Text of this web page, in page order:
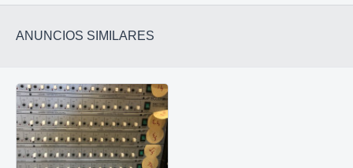
ANUNCIOS SIMILARES